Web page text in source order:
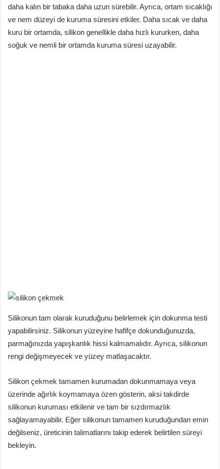
daha kalın bir tabaka daha uzun sürebilir. Ayrıca, ortam sıcaklığı
ve nem düzeyi de kuruma süresini etkiler. Daha sıcak ve daha
kuru bir ortamda, silikon genellikle daha hızlı kururken, daha
soğuk ve nemli bir ortamda kuruma süresi uzayabilir.
Silikonun tam olarak kuruduğunu belirlemek için dokunma testi
yapabilirsiniz. Silikonun yüzeyine hafifçe dokunduğunuzda,
parmağınızda yapışkanlık hissi kalmamalıdır. Ayrıca, silikonun
rengi değişmeyecek ve yüzey matlaşacaktır.
Silikon çekmek tamamen kurumadan dokunmamaya veya
üzerinde ağırlık koymamaya özen gösterin, aksi takdirde
silikonun kuruması etkilenir ve tam bir sızdırmazlık
sağlayamayabilir. Eğer silikonun tamamen kuruduğundan emin
değilseniz, üreticinin talimatlarını takip ederek belirtilen süreyi
bekleyin.